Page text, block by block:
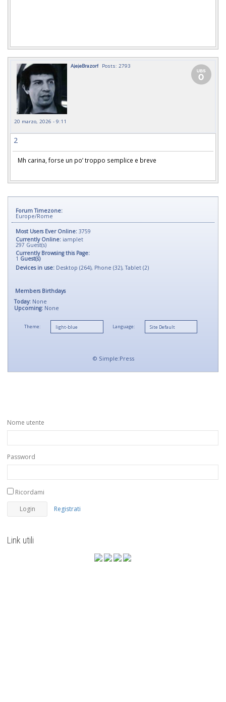
AjejeBrazorf Posts: 2793
20 marzo, 2026 - 9:11
2
Mh carina, forse un po’ troppo semplice e breve
Forum Timezone:
Europe/Rome
Most Users Ever Online: 3759
Currently Online: iamplet
297 Guest(s)
Currently Browsing this Page:
1 Guest(s)
Devices in use: Desktop (264), Phone (32), Tablet (2)
Members Birthdays
Today: None
Upcoming: None
Theme: Language:
© Simple:Press
Nome utente
Password
Ricordami
Registrati
Link utili